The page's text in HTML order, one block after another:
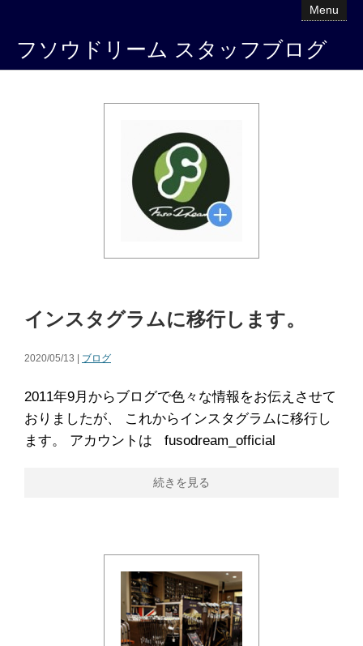
Menu
フソウドリーム スタッフブログ
インスタグラムに移行します。
2020/05/13 | ブログ
2011年9月からブログで色々な情報をお伝えさせて
おりましたが、 これからインスタグラムに移行し
ます。 アカウントは fusodream_official
続きを見る